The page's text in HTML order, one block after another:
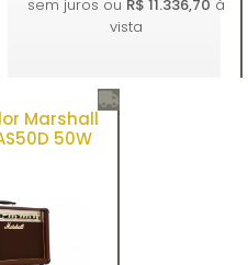
Comprar
sem juros ou R$ 11.336,70 à
vista
Marshall
50W